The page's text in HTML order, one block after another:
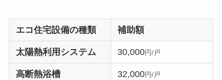
エコ住宅設備の種類 補助額
太陽熱利用システム 30,000円/戸
高断熱浴槽 32,000円/戸